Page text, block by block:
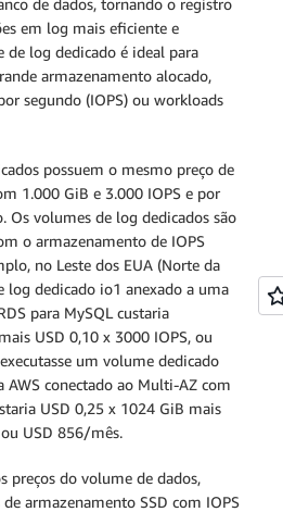
AZ
de dados, tornando o registro
em log mais eficiente e
de log dedicado é ideal para
armazenamento alocado,
segundo (IOPS) ou workloads
possuem o mesmo preço de
1.000 GiB e 3.000 IOPS e por
Os volumes de log dedicados são
o armazenamento de IOPS
no Leste dos EUA (Norte da
dedicado io1 anexado a uma
para MySQL custaria
USD 0,10 x 3000 IOPS, ou
um volume dedicado
AWS conectado ao Multi-AZ com
USD 0,25 x 1024 GiB mais
USD 856/mês.
preços do volume de dados,
armazenamento SSD com IOPS